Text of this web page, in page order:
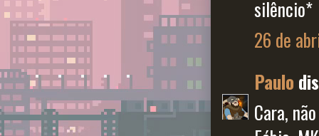
silêncio*
26 de
Paulo
Cara,